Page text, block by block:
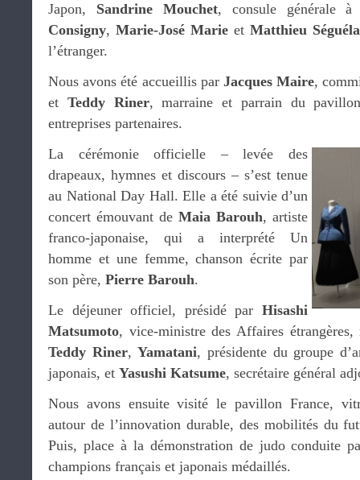
Japon, Sandrine Mouchet, consule générale
Consigny, Marie-José Marie et Matthieu Séguéla
l’étranger.
Nous avons été accueillis par Jacques Maire,
et Teddy Riner, marraine et parrain du
entreprises partenaires.
La cérémonie officielle – levée des
drapeaux, hymnes et discours – s’est tenue
au National Day Hall. Elle a été suivie d’un
concert émouvant de Maia Barouh, artiste
franco-japonaise, qui a interprété Un
homme et une femme, chanson écrite par
son père, Pierre Barouh.
Le déjeuner officiel, présidé par Hisashi
Matsumoto, vice-ministre des Affaires étrangères,
Teddy Riner,Yamatani, présidente du groupe
japonais, et Yasushi Katsume, secrétaire général
Nous avons ensuite visité le pavillon France,
autour de l’innovation durable, des mobilités du
Puis, place à la démonstration de judo conduite
champions français et japonais médaillés.